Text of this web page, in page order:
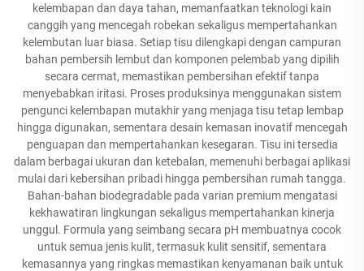
kelembapan dan daya tahan, memanfaatkan teknologi kain
canggih yang mencegah robekan sekaligus mempertahankan
kelembutan luar biasa. Setiap tisu dilengkapi dengan campuran
bahan pembersih lembut dan komponen pelembab yang dipilih
secara cermat, memastikan pembersihan efektif tanpa
menyebabkan iritasi. Proses produksinya menggunakan sistem
pengunci kelembapan mutakhir yang menjaga tisu tetap lembap
hingga digunakan, sementara desain kemasan inovatif mencegah
penguapan dan mempertahankan kesegaran. Tisu ini tersedia
dalam berbagai ukuran dan ketebalan, memenuhi berbagai aplikasi
mulai dari kebersihan pribadi hingga pembersihan rumah tangga.
Bahan-bahan biodegradable pada varian premium mengatasi
kekhawatiran lingkungan sekaligus mempertahankan kinerja
unggul. Formula yang seimbang secara pH membuatnya cocok
untuk semua jenis kulit, termasuk kulit sensitif, sementara
kemasannya yang ringkas memastikan kenyamanan baik untuk